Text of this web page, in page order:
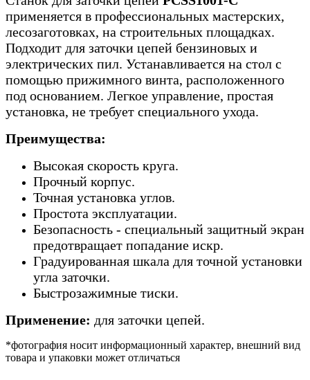
применяется в профессиональных мастерских,
лесозаготовках, на строительных площадках.
Подходит для заточки цепей бензиновых и
электрических пил. Устанавливается на стол с
помощью прижимного винта, расположенного
под основанием. Легкое управление, простая
установка, не требует специального ухода.
Преимущества:
Высокая скорость круга.
Прочный корпус.
Точная установка углов.
Простота эксплуатации.
Безопасность - специальный защитный экран
предотвращает попадание искр.
Градуированная шкала для точной установки
угла заточки.
Быстрозажимные тиски.
Применение: для заточки цепей.
*фотография носит информационный характер, внешний вид
товара и упаковки может отличаться